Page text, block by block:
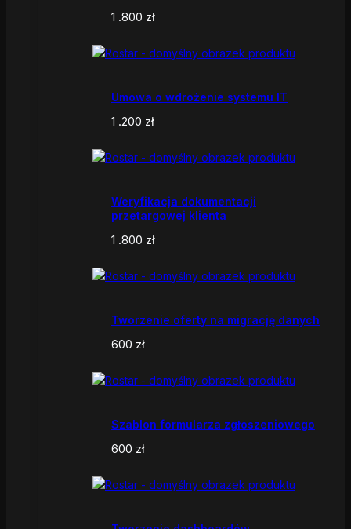
1 .800 zł
Umowa o wdrożenie systemu IT
1 .200 zł
Weryfikacja dokumentacji
przetargowej klienta
1 .800 zł
Tworzenie oferty na migrację danych
600 zł
Szablon formularza zgłoszeniowego
600 zł